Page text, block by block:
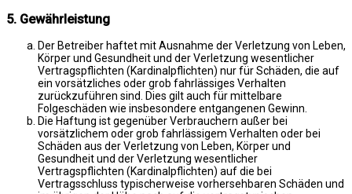
5. Gewährleistung
Der Betreiber haftet mit Ausnahme der Verletzung von Leben,
Körper und Gesundheit und der Verletzung wesentlicher
Vertragspflichten (Kardinalpflichten) nur für Schäden, die auf
ein vorsätzliches oder grob fahrlässiges Verhalten
zurückzuführen sind. Dies gilt auch für mittelbare
Folgeschäden wie insbesondere entgangenen Gewinn.
Die Haftung ist gegenüber Verbrauchern außer bei
vorsätzlichem oder grob fahrlässigem Verhalten oder bei
Schäden aus der Verletzung von Leben, Körper und
Gesundheit und der Verletzung wesentlicher
Vertragspflichten (Kardinalpflichten) auf die bei
Vertragsschluss typischerweise vorhersehbaren Schäden und